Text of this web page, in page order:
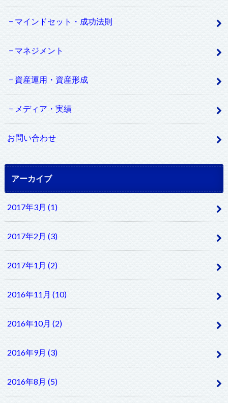
マインドセット・成功法則
マネジメント
資産運用・資産形成
メディア・実績
お問い合わせ
アーカイブ
2017年3月 (1)
2017年2月 (3)
2017年1月 (2)
2016年11月 (10)
2016年10月 (2)
2016年9月 (3)
2016年8月 (5)